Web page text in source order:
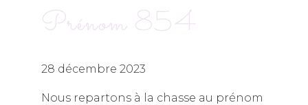
Prénom 854
28 décembre 2023
Nous repartons à la chasse au prénom